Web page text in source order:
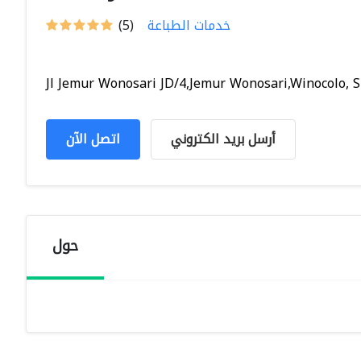
(5) خدمات الطباعة
Jl Jemur Wonosari JD/4,Jemur Wonosari,Winocolo,
اتصل الآن أرسل بريد الكتروني
حول